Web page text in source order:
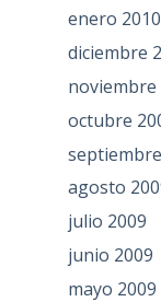
enero 2010
diciembre
noviembre
octubre
agosto
julio 2009
junio 2009
mayo 2009